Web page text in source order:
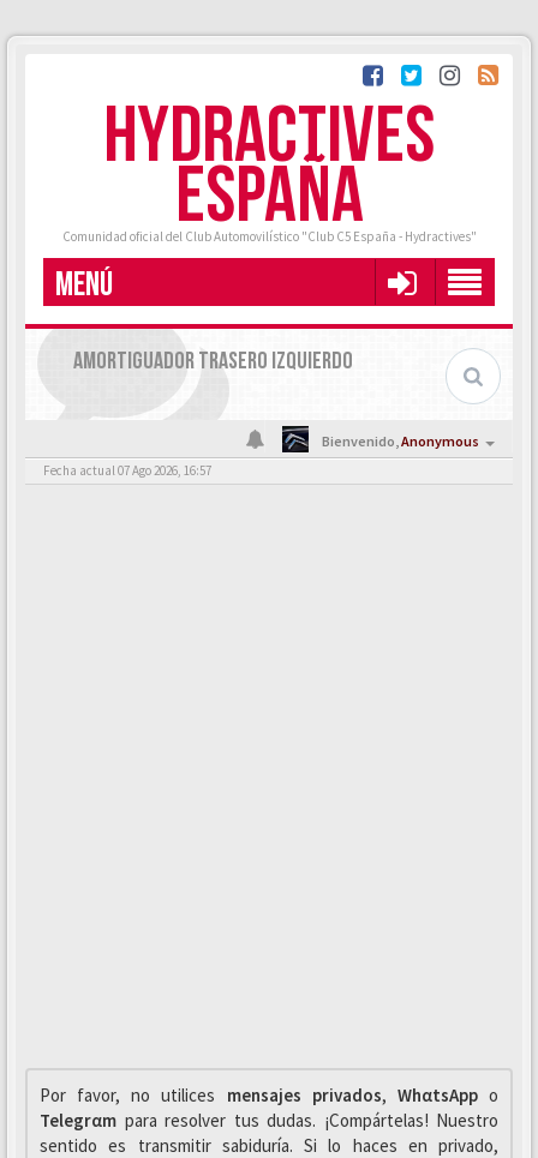
HYDRACTIVES
ESPAÑA
Comunidad oficial del Club Automovilístico "Club C5 España - Hydractives"
MENÚ
AMORTIGUADOR TRASERO IZQUIERDO
Bienvenido,Anonymous
Fecha actual 07 Ago 2026, 16:57
Por favor, no utilices mensajes privados, WhαtsAppo
Telegrαm para resolver tus dudas. ¡Compártelas! Nuestro
sentido es transmitir sabiduría. Si lo haces en privado,